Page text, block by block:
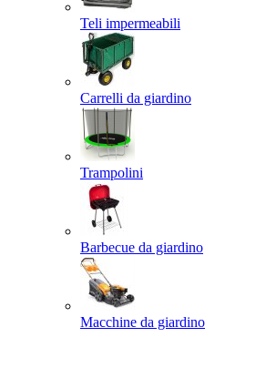
Teli impermeabili
Carrelli da giardino
Trampolini
Barbecue da giardino
Macchine da giardino